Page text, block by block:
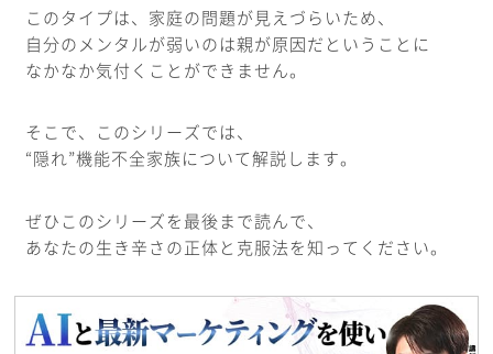
このタイプは、家庭の問題が見えづらいため、
自分のメンタルが弱いのは親が原因だということに
なかなか気付くことができません。
そこで、このシリーズでは、
“隠れ”機能不全家族について解説します。
ぜひこのシリーズを最後まで読んで、
あなたの生き辛さの正体と克服法を知ってください。